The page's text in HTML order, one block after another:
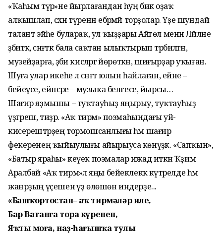
«Ҡаһым түрә»не йырлағандан һуң бик оҙаҡ
алҡышлап, сәхнә түренән ебәрмәй торҙолар. Үҙе шундай
талант эйәһе булараҡ, ул ҡыҙҙары Айгөл менән Ләйләне
әҙәбиәткә, сәнғәткә бала саҡтан ылыҡтырып тәрбиәләгән,
музейҙарға, әҙәби кисәләргә йөрөткән, шиғырҙар уҡыған.
Шуға улар икеһе лә сәнғәт юлын һайлаған, ейәне –
бейеүсе, ейәнсәре – музыка белгесе, йырсы…
Шағир яҙмышы – туҡтауһыҙ яңырыу, туҡтауһыҙ
үҙгәреш, тиҙәр. «Аҡ тирмә» поэмаһындағы уй-
кисерештәрҙең тормошсанлығы һәм шағир
фекеренең ҡыйыулығы айырыуса көнүҙәк. «Сапҡын»,
«Батыр яраһы» кеүек поэмалар ижад иткән Ҡәҙим
Аралбай «Аҡ тирмә»лә яңы бейеклеккә күтәрелде һәм
жанрҙың үҫешенә үҙ өлөшөн индерҙе...
«Башҡортостан– аҡ тирмәләр иле,
Бар Ватанға тора күренеп,
Яҡты моңға, наҙ-һағышҡа тулы